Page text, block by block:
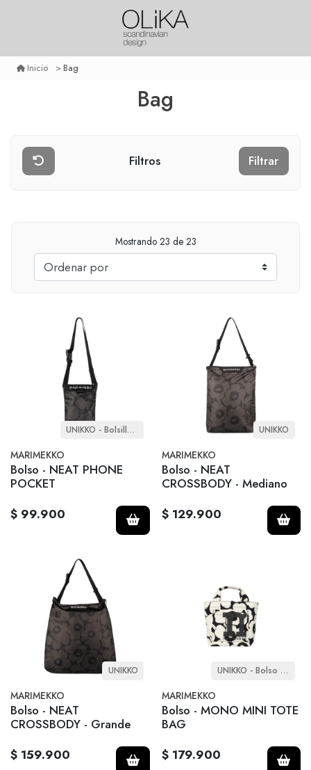
Inicio Bag
Bag
Filtros Filtrar
Mostrando 23 de 23
UNIKKO - Bolsillo para teléfono
MARIMEKKO
Bolso - NEAT PHONE
POCKET
$ 99.900
UNIKKO
MARIMEKKO
Bolso - NEAT
CROSSBODY - Mediano
$ 129.900
UNIKKO
MARIMEKKO
Bolso - NEAT
CROSSBODY - Grande
$ 159.900
UNIKKO - Bolso de mano
MARIMEKKO
Bolso - MONO MINI TOTE
BAG
$ 179.900